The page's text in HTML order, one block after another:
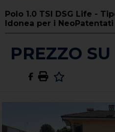
Polo 1.0 TSI DSG Life -
Idonea per i NeoPatentati
PREZZO